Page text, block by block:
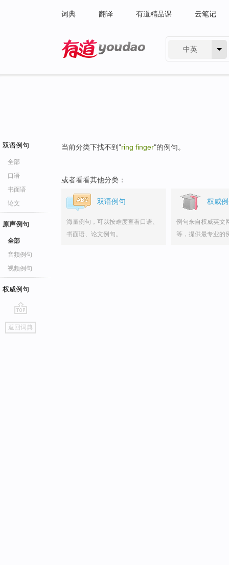
词典 翻译 有道精品课 云笔记
中英
双语例句
全部
口语
书面语
论文
原声例句
全部
音频例句
视频例句
权威例句
go
top
返回词典
当前分类下找不到"ring finger"的例句。
或者看看其他分类：
双语例句
海量例句，可以按难度查看口语、
书面语、论文例句。
权威
例句来自权威英文
等，提供最专业的